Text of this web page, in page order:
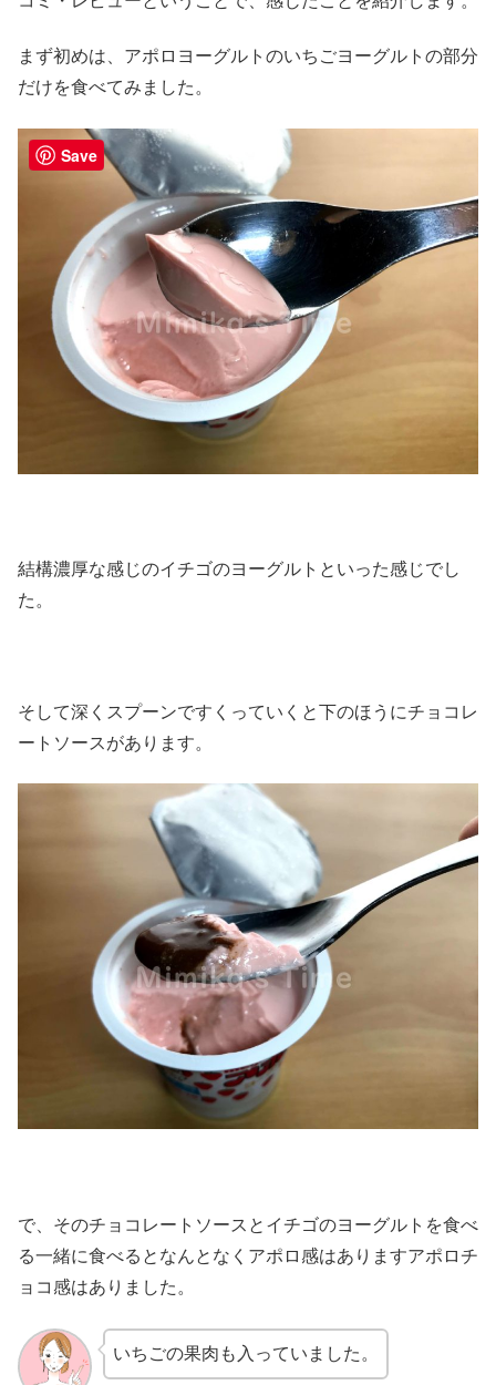
まず初めは、アポロヨーグルトのいちごヨーグルトの部分
だけを食べてみました。
結構濃厚な感じのイチゴのヨーグルトといった感じでし
た。
そして深くスプーンですくっていくと下のほうにチョコレ
ートソースがあります。
で、そのチョコレートソースとイチゴのヨーグルトを食べ
る一緒に食べるとなんとなくアポロ感はありますアポロチ
ョコ感はありました。
いちごの果肉も入っていました。
Save